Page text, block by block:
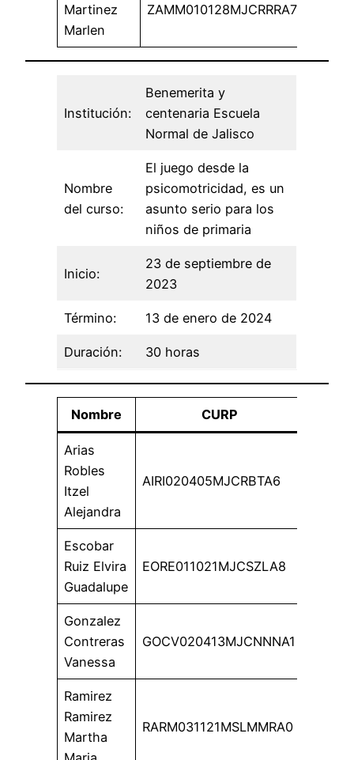
Martinez
Marlen
ZAMM010128MJCRRRA7
Institución:
Benemerita y
centenaria Escuela
Normal de Jalisco
Nombre
del curso:
El juego desde la
psicomotricidad, es un
asunto serio para los
niños de primaria
Inicio:
23 de septiembre de
2023
Término: 13 de enero de 2024
Duración: 30 horas
Nombre CURP
Arias
Robles
Itzel
Alejandra
AIRI020405MJCRBTA6
Escobar
Ruiz Elvira
Guadalupe
EORE011021MJCSZLA8
Gonzalez
Contreras
Vanessa
GOCV020413MJCNNNA1
Ramirez
Ramirez
Martha
RARM031121MSLMMRA0